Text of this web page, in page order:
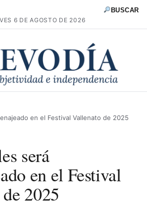
6 DE AGOSTO DE 2026
BUSCAR
en el Festival Vallenato de 2025
será
en el Festival
2025